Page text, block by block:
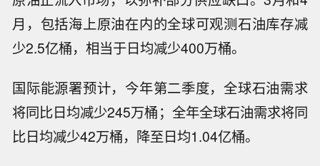
月，包括海上原油在内的全球可观测石油库存减
少2.5亿桶，相当于日均减少400万桶。
国际能源署预计，今年第二季度，全球石油需求
将同比日均减少245万桶；全年全球石油需求将同
比日均减少42万桶，降至日均1.04亿桶。